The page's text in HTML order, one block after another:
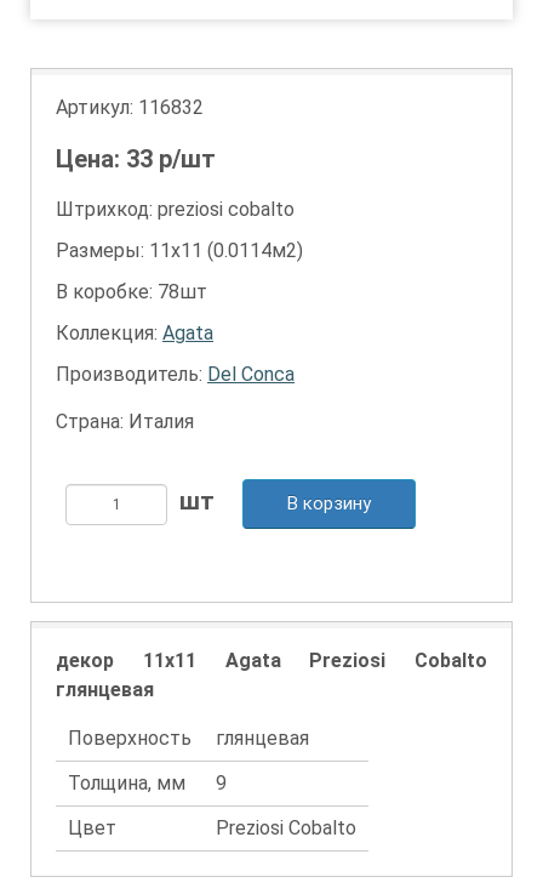
Артикул: 116832
Цена: 33 р/шт
Штрихкод: preziosi cobalto
Размеры: 11х11 (0.0114м2)
В коробке: 78шт
Коллекция: Agata
Производитель: Del Conca
Страна: Италия
В корзину
декор 11x11 Agata Preziosi Cobalto
глянцевая
Поверхность
глянцевая
Толщина, мм
9
Цвет
Preziosi Cobalto